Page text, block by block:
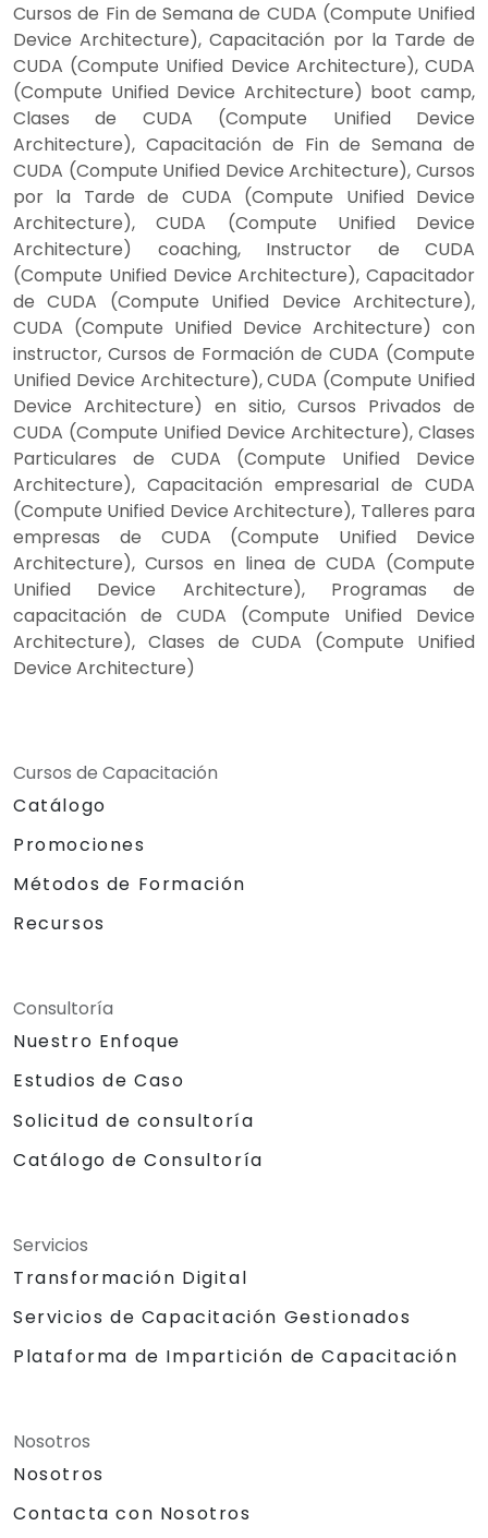
Cursos de Fin de Semana de CUDA (Compute Unified
Device Architecture), Capacitación por la Tarde de
CUDA (Compute Unified Device Architecture), CUDA
(Compute Unified Device Architecture) boot camp,
Clases de CUDA (Compute Unified Device
Architecture), Capacitación de Fin de Semana de
CUDA (Compute Unified Device Architecture), Cursos
por la Tarde de CUDA (Compute Unified Device
Architecture), CUDA (Compute Unified Device
Architecture) coaching, Instructor de CUDA
(Compute Unified Device Architecture), Capacitador
de CUDA (Compute Unified Device Architecture),
CUDA (Compute Unified Device Architecture) con
instructor, Cursos de Formación de CUDA (Compute
Unified Device Architecture), CUDA (Compute Unified
Device Architecture) en sitio, Cursos Privados de
CUDA (Compute Unified Device Architecture), Clases
Particulares de CUDA (Compute Unified Device
Architecture), Capacitación empresarial de CUDA
(Compute Unified Device Architecture), Talleres para
empresas de CUDA (Compute Unified Device
Architecture), Cursos en linea de CUDA (Compute
Unified Device Architecture), Programas de
capacitación de CUDA (Compute Unified Device
Architecture), Clases de CUDA (Compute Unified
Device Architecture)
Cursos de Capacitación
Catálogo
Promociones
Métodos de Formación
Recursos
Consultoría
Nuestro Enfoque
Estudios de Caso
Solicitud de consultoría
Catálogo de Consultoría
Servicios
Transformación Digital
Servicios de Capacitación Gestionados
Plataforma de Impartición de Capacitación
Nosotros
Nosotros
Contacta con Nosotros